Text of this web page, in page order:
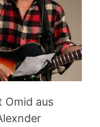
Omid aus